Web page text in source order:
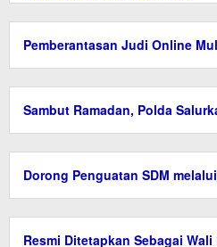
Pemberantasan Judi Online
Sambut Ramadan, Polda
Dorong Penguatan SDM
Resmi Ditetapkan Sebagai